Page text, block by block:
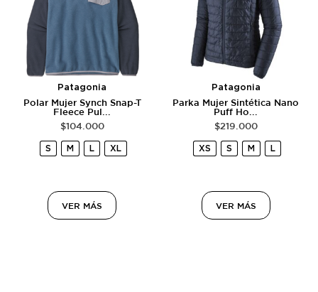
Patagonia
Polar Mujer Synch Snap-T
Fleece Pul...
$104.000
S M L XL
VER MÁS
Patagonia
Parka Mujer Sintética Nano
Puff Ho...
$219.000
XS S M L
VER MÁS